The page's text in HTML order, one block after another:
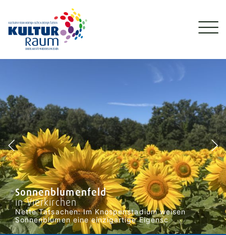
Sonnenblumenfeld
in Vierkirchen
Nette Tatsachen: Im Knospenstadium weisen
Sonnenblumen eine einzigartige Eigensc